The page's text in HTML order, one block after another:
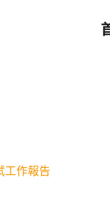
工作報告